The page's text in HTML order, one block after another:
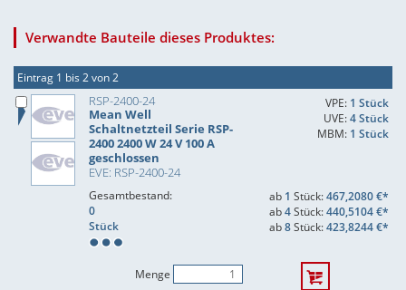
Verwandte Bauteile dieses Produktes:
Eintrag 1 bis 2 von 2
RSP-2400-24
Mean Well
Schaltnetzteil Serie RSP-
2400 2400 W 24 V 100 A
geschlossen
EVE: RSP-2400-24
VPE: 1 Stück
UVE:4 Stück
MBM: 1 Stück
Gesamtbestand:
0
Stück
ab 1 Stück:467,2080 €*
ab4Stück:440,5104 €*
ab8Stück:423,8244 €*
Menge